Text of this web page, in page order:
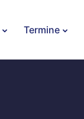
Termine